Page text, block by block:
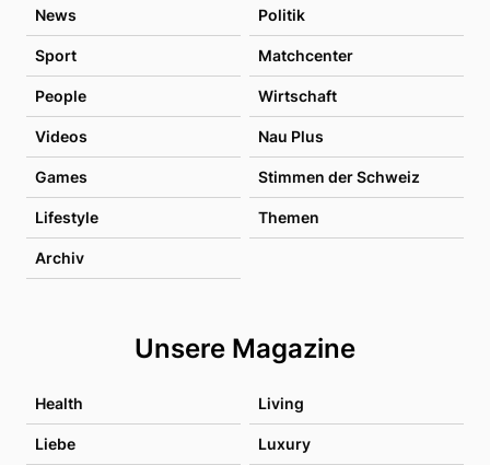
News Politik
Sport Matchcenter
People Wirtschaft
Videos Nau Plus
Games Stimmen der Schweiz
Lifestyle Themen
Archiv
Unsere Magazine
Health Living
Liebe Luxury